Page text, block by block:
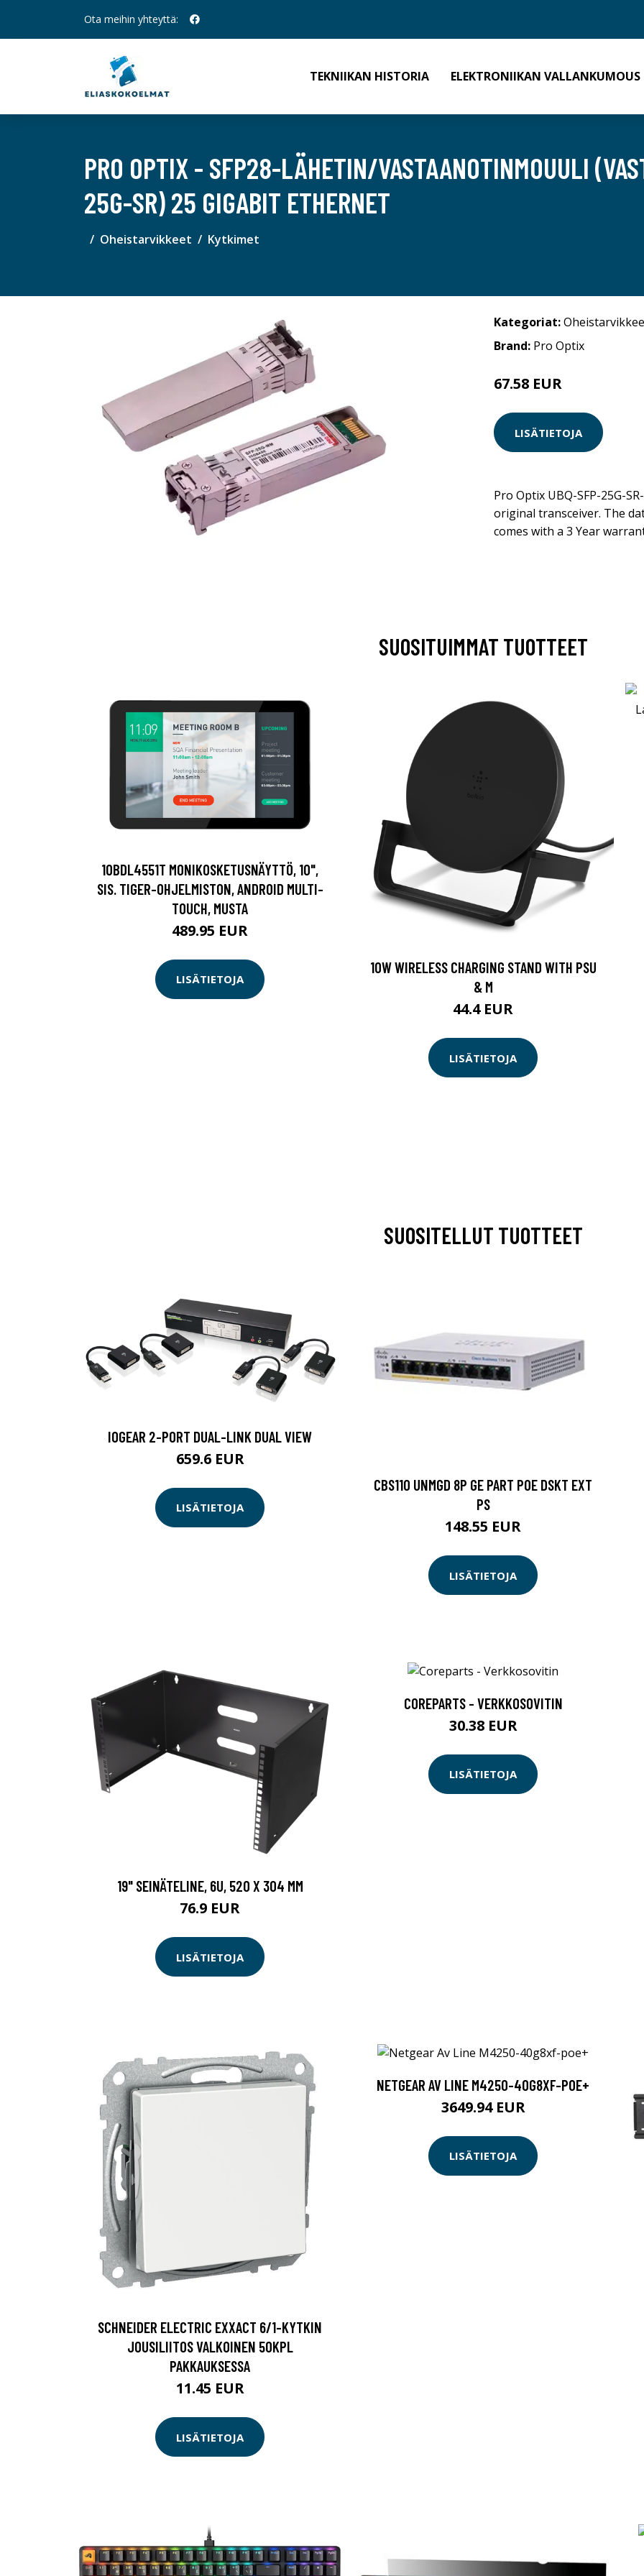
Ota meihin yhteyttä:
TEKNIIKAN HISTORIA ELEKTRONIIKAN VALLANKUMOUS
PRO OPTIX - SFP28-LÄHETIN/VASTAANOTINMOUULI
25G-SR) 25 GIGABIT ETHERNET
Oheistarvikkeet Kytkimet
Kategoriat:
Brand: Pro Optix
67.58 EUR
LISÄTIETOJA
Pro Optix UBQ-SFP-25G-
original transceiver. The
comes with a 3 Year
SUOSITUIMMAT TUOTTEET
10BDL4551T MONIKOSKETUSNÄYTTÖ, 10",
SIS. TIGER-OHJELMISTON, ANDROID MULTI-
TOUCH, MUSTA
489.95 EUR
LISÄTIETOJA
10W WIRELESS CHARGING STAND WITH PSU
& M
44.4 EUR
LISÄTIETOJA
SUOSITELLUT TUOTTEET
IOGEAR 2-PORT DUAL-LINK DUAL VIEW
659.6 EUR
LISÄTIETOJA
CBS110 UNMGD 8P GE PART POE DSKT EXT
PS
148.55 EUR
LISÄTIETOJA
19" SEINÄTELINE, 6U, 520 X 304 MM
76.9 EUR
LISÄTIETOJA
COREPARTS - VERKKOSOVITIN
30.38 EUR
LISÄTIETOJA
SCHNEIDER ELECTRIC EXXACT 6/1-KYTKIN
JOUSILIITOS VALKOINEN 50KPL
PAKKAUKSESSA
11.45 EUR
LISÄTIETOJA
NETGEAR AV LINE M4250-40G8XF-POE+
3649.94 EUR
LISÄTIETOJA